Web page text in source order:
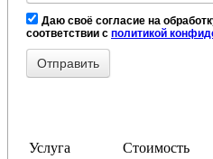
Даю своё согласие на
соответствии с политикой
Услуга Стоимость